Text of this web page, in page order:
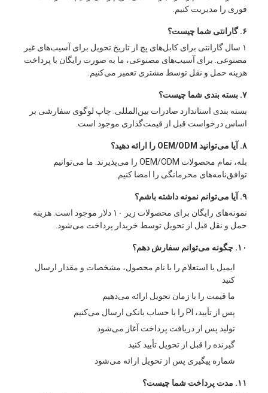
فوری را مدیریت کنیم.
۶. گارانتی شما چیست؟
۱ سال گارانتی برای کابل‌های پچ از تاریخ تحویل برای آسیب‌های غیر
مصنوعی. برای آسیب‌های مصنوعی، ما به صورت رایگان با پرداخت
هزینه حمل و نقل توسط مشتری تعمیر می‌کنیم.
۷. بسته بندی شما چیست؟
بسته بندی استاندارد صادرات بین‌المللی. چاپ لوگوی سفارشی بر
اساس درخواست قبل از قیمت‌گذاری موجود است.
۸. آیا می‌توانید OEM/ODM را ارائه دهید؟
بله، تمام محصولات OEM/ODM را می‌پذیرند. ما می‌توانیم
توافق‌نامه‌های محرمانگی را امضا کنیم.
۹. آیا می‌توانم نمونه داشته باشم؟
نمونه‌های رایگان برای محصولات زیر ۱۰ دلار موجود است. هزینه
حمل و نقل قبل از تحویل توسط خریدار پرداخت می‌شود.
۱۰. چگونه می‌توانم سفارش دهم؟
ایمیل یا استعلام را با نام محصول، مشخصات و مقدار ارسال
کنید
ما قیمت را با زمان تحویل ارائه می‌دهیم
پس از تأیید، PI را با حساب بانکی ارسال می‌کنیم
تولید پس از دریافت پرداخت آغاز می‌شود
گیرنده را قبل از تحویل تأیید کنید
شماره پیگیری پس از تحویل ارائه می‌شود
۱۱. مدت پرداخت شما چیست؟